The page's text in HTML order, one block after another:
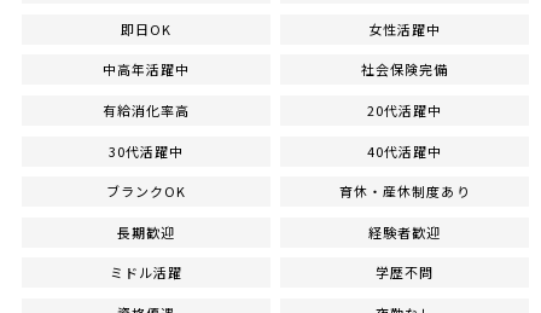
即日OK 女性活躍中
中高年活躍中 社会保険完備
有給消化率高 20代活躍中
30代活躍中 40代活躍中
ブランクOK 育休・産休制度あり
長期歓迎 経験者歓迎
ミドル活躍 学歴不問